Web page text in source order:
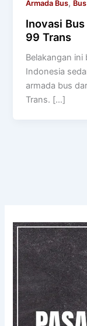
Armada Bus, Bus
Inovasi
99 Trans
Belakangan
Indonesia
armada bus
Trans. […]